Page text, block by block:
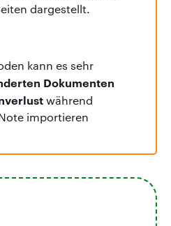
dargestellt.
kann es sehr
Dokumenten
während
importieren